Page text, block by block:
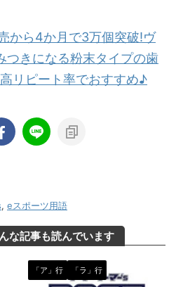
から4か月で3万個突破!ヴ
つきになる粉末タイプの歯
リピート率でおすすめ♪
, eスポーツ用語
な記事も読んでいます
「ア」行 「ラ」行